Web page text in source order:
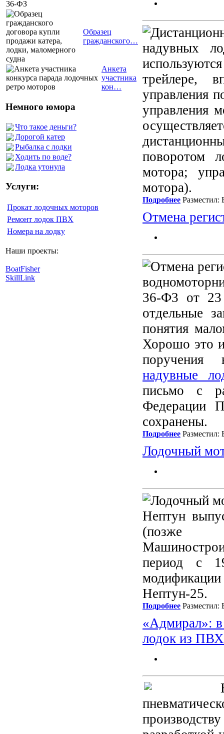
Образец
гражданского…
Анкета
участника
кон…
Немного юмора
Что такое деньги?
Дорогой катер
Рыбалка с лодки
Ходить по воде?
Лодка утонула
Услуги:
Прокат лодочных моторов
Ремонт лодок ПВХ
Номера на лодку
Наши проекты:
BoatFisher
SkillLink
надувных
трейлере,
управления
управления
поворотом
мотора;
мотора).
Подробнее Разместил:
Отмена
36-Ф3 от 23
отдельные
понятия
Хорошо это
поручения
надувные
письмо с
Федерации
сохранены.
Подробнее Разместил:
Лодочный
Нептун
(позже
период с
Нептун-25.
Подробнее Разместил:
«Адмирал»: в
лодок из ПВХ